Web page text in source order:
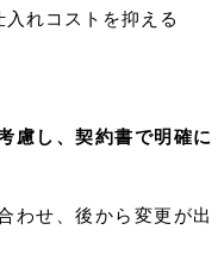
れコストを抑える
慮し、契約書で明確に
わせ、後から変更が出